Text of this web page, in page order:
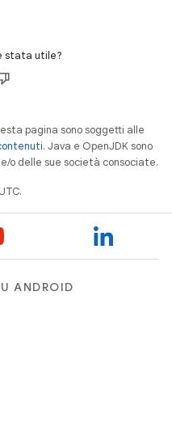
stata utile?
pagina sono soggetti alle
. Java e OpenJDK sono
o delle sue società consociate.
ANDROID